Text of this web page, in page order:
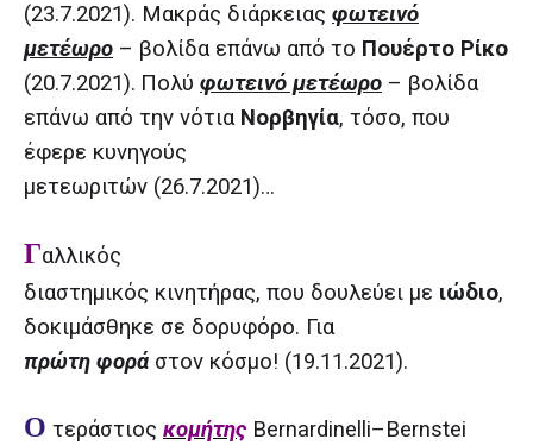
(23.7.2021). Μακράς διάρκειας φωτεινό
μετέωρο – βολίδα επάνω από το Πουέρτο Ρίκο
(20.7.2021). Πολύ φωτεινό μετέωρο – βολίδα
επάνω από την νότια Νορβηγία, τόσο, που
έφερε κυνηγούς
μετεωριτών (26.7.2021)…
Γαλλικός
διαστημικός κινητήρας, που δουλεύει με ιώδιο,
δοκιμάσθηκε σε δορυφόρο. Για
πρώτη φορά στον κόσμο! (19.11.2021).
Ο τεράστιος κομήτης Bernardinelli–Bernstei